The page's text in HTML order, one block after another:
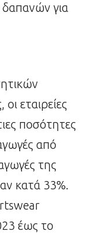
για
εταιρείες
ποσότητες
από
της
κατά 33%.
έως το